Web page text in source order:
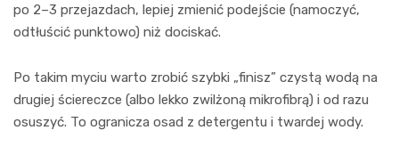
po 2–3 przejazdach, lepiej zmienić podejście (namoczyć,
odtłuścić punktowo) niż dociskać.
Po takim myciu warto zrobić szybki „finisz” czystą wodą na
drugiej ściereczce (albo lekko zwilżoną mikrofibrą) i od razu
osuszyć. To ogranicza osad z detergentu i twardej wody.